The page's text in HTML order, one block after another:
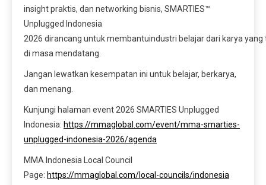
insight praktis, dan networking bisnis, SMARTIES™
Unplugged Indonesia
2026 dirancang untuk membantuindustri belajar dari karya
di masa mendatang.
Jangan lewatkan kesempatan ini untuk belajar, berkarya,
dan menang.
Kunjungi halaman event 2026 SMARTIES Unplugged
Indonesia: https://mmaglobal.com/event/mma-smarties-
unplugged-indonesia-2026/agenda
MMA Indonesia Local Council
Page: https://mmaglobal.com/local-councils/indonesia